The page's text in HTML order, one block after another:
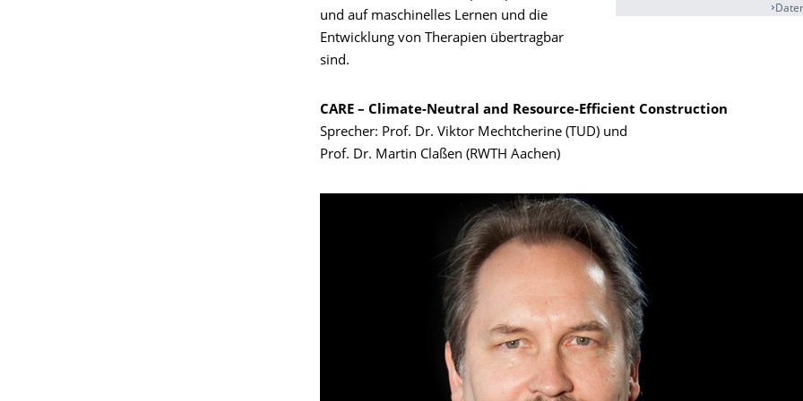
und auf maschinelles Lernen und die
Entwicklung von Therapien übertragbar
sind.
CARE – Climate-Neutral and Resource-Efficient Construction
Sprecher: Prof. Dr. Viktor Mechtcherine (TUD) und
Prof. Dr. Martin Claßen (RWTH Aachen)